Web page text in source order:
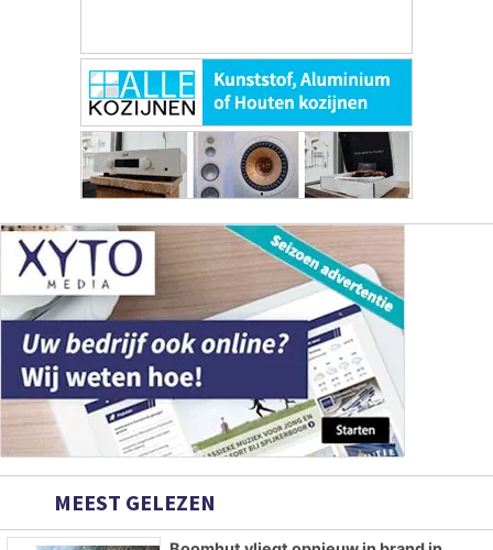
MEEST GELEZEN